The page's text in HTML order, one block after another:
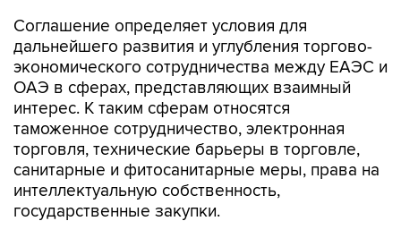
Соглашение определяет условия для
дальнейшего развития и углубления торгово-
экономического сотрудничества между ЕАЭС и
ОАЭ в сферах, представляющих взаимный
интерес. К таким сферам относятся
таможенное сотрудничество, электронная
торговля, технические барьеры в торговле,
санитарные и фитосанитарные меры, права на
интеллектуальную собственность,
государственные закупки.